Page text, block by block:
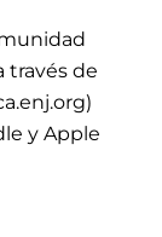
través de
y Apple